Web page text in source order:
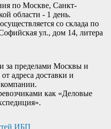
по Москве, Санкт-
области - 1 день.
со склада по
ул., дом 14, литера
за пределами Москвы и
адреса доставки и
как «Деловые
ИБП